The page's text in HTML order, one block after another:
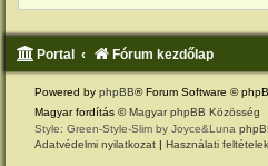
Portal Fórum kezdőlap
Powered by phpBB® Forum Software ©
Magyar fordítás ©Magyar phpBB Közösség
Style: Green-Style-Slim by Joyce&Luna
Adatvédelmi nyilatkozat | Használati feltételek